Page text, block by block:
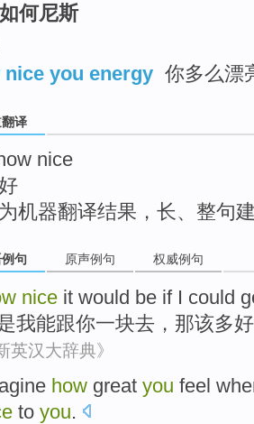
何尼斯
nice you energy 你多么漂
译
nice
机器翻译结果，长、整句
句 原声例句 权威例句
nice it would be if I could
我能跟你一块去 ， 那该多
英汉大辞典》
how great you feel
to you.